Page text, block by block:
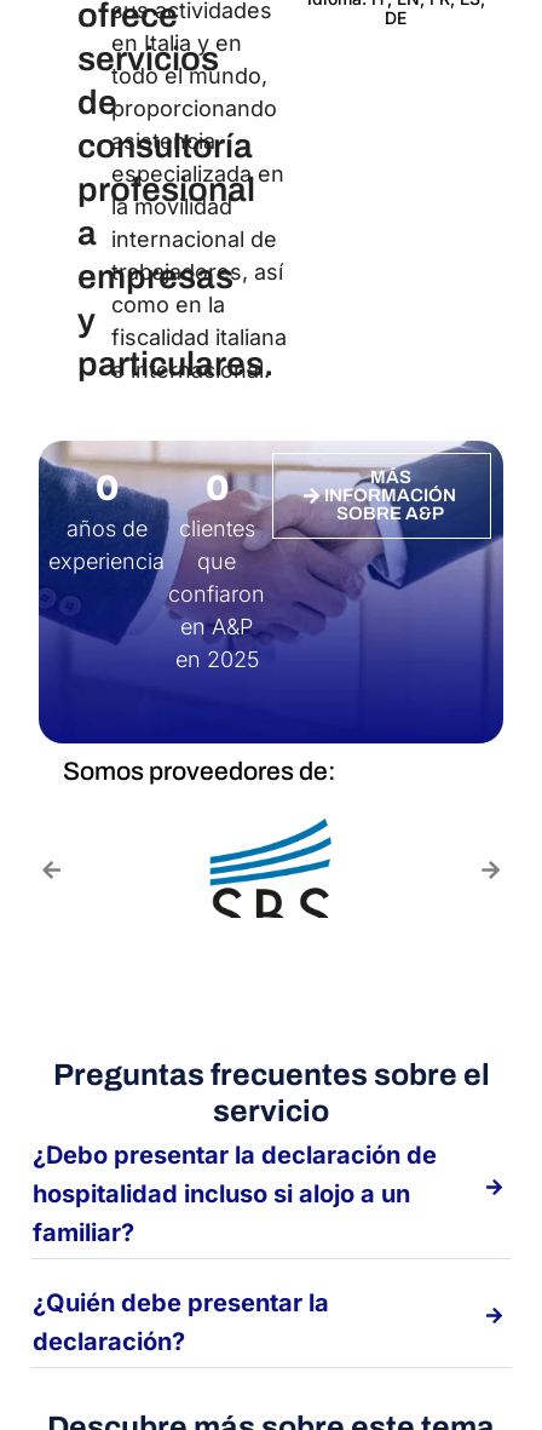
ofrece
servicios
de
consultoría
profesional
a
empresas
y
particulares.
sus actividades
en Italia y en
todo el mundo,
proporcionando
asistencia
especializada en
la movilidad
internacional de
trabajadores, así
como en la
fiscalidad italiana
e internacional.
DE
años de
experiencia
0
clientes
que
confiaron
en A&P
en 2025
0
MÁS
INFORMACIÓN
SOBRE A&P
Somos proveedores de:
Preguntas frecuentes sobre el
servicio
¿Debo presentar la declaración de
hospitalidad incluso si alojo a un
familiar?
¿Quién debe presentar la
declaración?